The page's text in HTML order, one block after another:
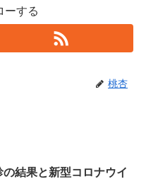
ーする
桃杏
の結果と新型コロナウイ